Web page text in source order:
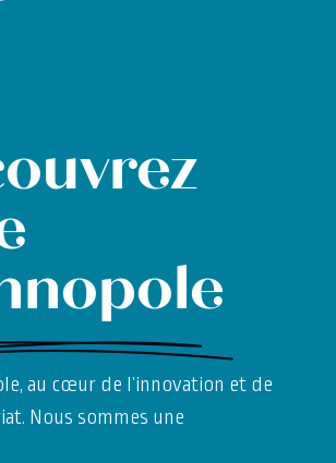
au cœur de l’innovation et de
Nous sommes une